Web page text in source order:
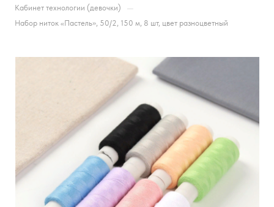
Кабинет технологии (девочки) —
Набор ниток «Пастель», 50/2, 150 м, 8 шт, цвет разноцветный